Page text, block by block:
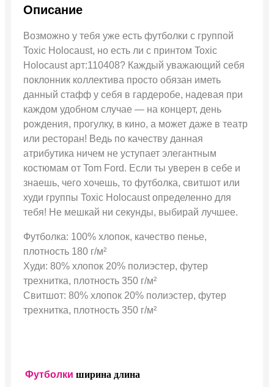
Описание
Возможно у тебя уже есть футболки с группой
Toxic Holocaust, но есть ли с принтом Toxic
Holocaust арт:110408? Каждый уважающий себя
поклонник коллектива просто обязан иметь
данный стафф у себя в гардеробе, надевая при
каждом удобном случае — на концерт, день
рождения, прогулку, в кино, а может даже в театр
или ресторан! Ведь по качеству данная
атрибутика ничем не уступает элегантным
костюмам от Tom Ford. Если ты уверен в себе и
знаешь, чего хочешь, то футболка, свитшот или
худи группы Toxic Holocaust определенно для
тебя! Не мешкай ни секунды, выбирай лучшее.
Футболка: 100% хлопок, качество пенье,
плотность 180 г/м²
Худи: 80% хлопок 20% полиэстер, футер
трехнитка, плотность 350 г/м²
Свитшот: 80% хлопок 20% полиэстер, футер
трехнитка, плотность 350 г/м²
Футболки ширина длина